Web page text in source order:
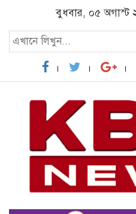
বুধবার, ০৫ অগাস্ট